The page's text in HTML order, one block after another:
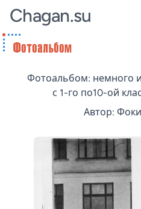
Chagan.su
Фотоальбом: немного
с 1-го по10-ой
Автор: